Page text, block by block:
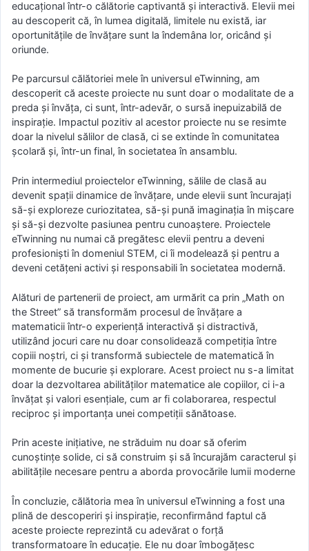
educațional într-o călătorie captivantă și interactivă. Elevii mei
au descoperit că, în lumea digitală, limitele nu există, iar
oportunitățile de învățare sunt la îndemâna lor, oricând și
oriunde.
Pe parcursul călătoriei mele în universul eTwinning, am
descoperit că aceste proiecte nu sunt doar o modalitate de a
preda și învăța, ci sunt, într-adevăr, o sursă inepuizabilă de
inspirație. Impactul pozitiv al acestor proiecte nu se resimte
doar la nivelul sălilor de clasă, ci se extinde în comunitatea
școlară și, într-un final, în societatea în ansamblu.
Prin intermediul proiectelor eTwinning, sălile de clasă au
devenit spații dinamice de învățare, unde elevii sunt încurajați
să-și exploreze curiozitatea, să-și pună imaginația în mișcare
și să-și dezvolte pasiunea pentru cunoaștere. Proiectele
eTwinning nu numai că pregătesc elevii pentru a deveni
profesioniști în domeniul STEM, ci îi modelează și pentru a
deveni cetățeni activi și responsabili în societatea modernă.
Alături de partenerii de proiect, am urmărit ca prin „Math on
the Street” să transformăm procesul de învățare a
matematicii într-o experiență interactivă și distractivă,
utilizând jocuri care nu doar consolidează competiția între
copiii noștri, ci și transformă subiectele de matematică în
momente de bucurie și explorare. Acest proiect nu s-a limitat
doar la dezvoltarea abilităților matematice ale copiilor, ci i-a
învățat și valori esențiale, cum ar fi colaborarea, respectul
reciproc și importanța unei competiții sănătoase.
Prin aceste inițiative, ne străduim nu doar să oferim
cunoștințe solide, ci să construim și să încurajăm caracterul și
abilitățile necesare pentru a aborda provocările lumii moderne
În concluzie, călătoria mea în universul eTwinning a fost una
plină de descoperiri și inspirație, reconfirmând faptul că
aceste proiecte reprezintă cu adevărat o forță
transformatoare în educație. Ele nu doar îmbogățesc